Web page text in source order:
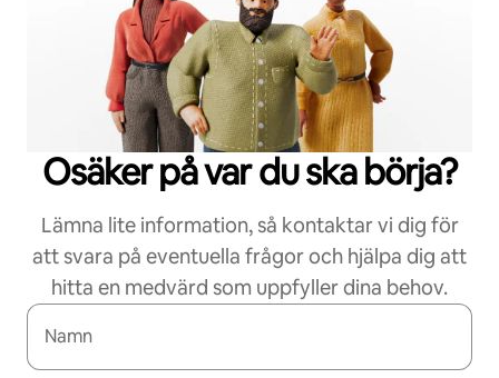
Osäker på var du ska börja?
Lämna lite information, så kontaktar vi dig för
att svara på eventuella frågor och hjälpa dig att
hitta en medvärd som uppfyller dina behov.
Namn